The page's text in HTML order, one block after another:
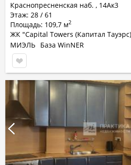
Краснопресненская наб. , 14Ак3
Этаж: 28 / 61
Площадь: 109,7 м2
ЖК "Capital Towers (Капитал
МИЭЛЬ База WinNER